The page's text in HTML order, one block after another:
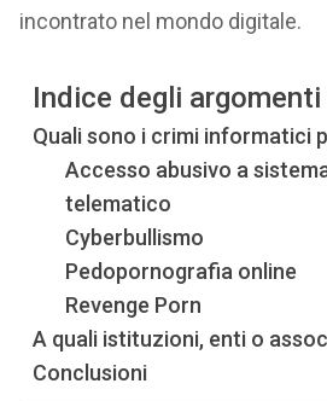
incontrato nel mondo digitale.
Indice degli argomenti
Quali sono i crimi informatici
Accesso abusivo a
telematico
Cyberbullismo
Pedopornografia online
Revenge Porn
A quali istituzioni, enti o
Conclusioni